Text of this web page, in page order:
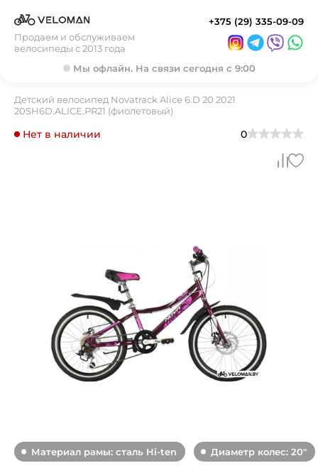
Продаем и обслуживаем
велосипеды с 2013 года
+375 (29) 335-09-09
Мы офлайн. На связи сегодня с 9:00
Детский велосипед Novatrack Aliсe 6.D 20 2021
20SH6D.ALICE.PR21 (фиолетовый)
Нет в наличии 0
Материал рамы: сталь Hi-ten Диаметр колес: 20"